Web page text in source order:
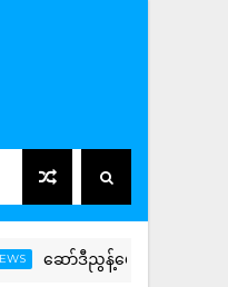
ဆော်ဒီညွန့်ပေါင်းတပ်ကို ယီမ